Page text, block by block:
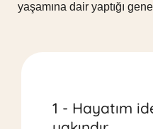
yaşamına dair yaptığı
1 - Hayatım